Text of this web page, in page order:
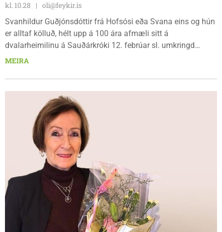
kl. 10.28
oli@feykir.is
Svanhildur Guðjónsdóttir frá Hofsósi eða Svana eins og hún
er alltaf kölluð, hélt upp á 100 ára afmæli sitt á
dvalarheimilinu á Sauðárkróki 12. febrúar sl. umkringd
fjölskyldu og vinum.
MEIRA